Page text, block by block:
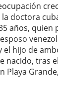
doctora
años, quien
hijo de
nacido, tras
Playa